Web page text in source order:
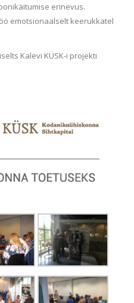
erinevus.
emotsionaalselt keerukkatel
Kalevi KÜSK-i projekti